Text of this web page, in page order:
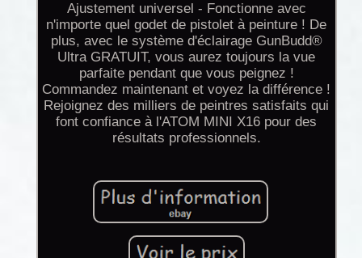
Ajustement universel - Fonctionne avec
n'importe quel godet de pistolet à peinture ! De
plus, avec le système d'éclairage GunBudd®
Ultra GRATUIT, vous aurez toujours la vue
parfaite pendant que vous peignez !
Commandez maintenant et voyez la différence !
Rejoignez des milliers de peintres satisfaits qui
font confiance à l'ATOM MINI X16 pour des
résultats professionnels.